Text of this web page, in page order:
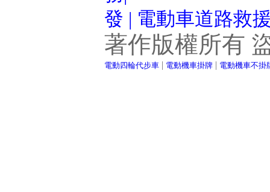
發 | 電動車道路救
著作版權所有
電動四輪代步車 | 電動機車掛牌 | 電動機車不掛